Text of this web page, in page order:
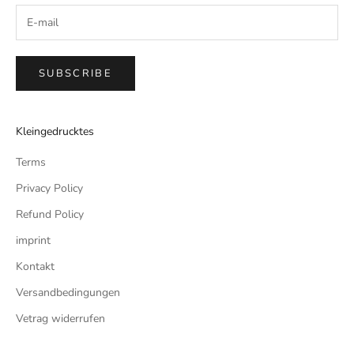
SUBSCRIBE
Kleingedrucktes
Terms
Privacy Policy
Refund Policy
imprint
Kontakt
Versandbedingungen
Vetrag widerrufen